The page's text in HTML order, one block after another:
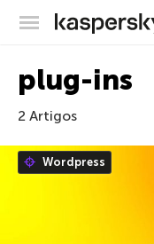
plug-ins
2 Artigos
Wordpress